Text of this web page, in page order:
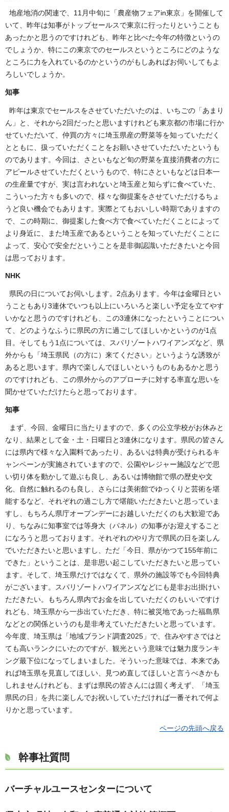
地産地消の関連で、11月中旬に「農産物フェアin東京」を開催して
いて、昨年は知事がトップセールスで東京に行ったりということも
あったかと思うのですけれども、昨年と比べた今年の特徴というの
でしょうか、特にこの東京でのセールスというところにどのような
ところに力を入れているのかというのがもしあればお伺いしてもよ
ろしいでしょうか。
知事
昨年は東京でセールスをさせていただいたのは、いちごの「あまり
ん」と、それから2回だったと思いますけれども東京都の市場に行か
せていただいて、仲買の方々に埼玉県産の野菜等を知っていただく
とともに、扱っていただくことをお願いさせていただいたというも
のであります。今回は、さといもなど旬の野菜を直接消費者の方に
アピールさせていただくというもので、特にさといもなどは日本一
の生産量ですが、実は言われないと埼玉産と知らずに食べていた、
こういった方々も多いので、様々な御提案をさせていただけるちょ
うど良い機会でもあります。実際とてもおいしい時期でありますの
で、この時期に、御提案した食べ方で食べていただくことによって
より身近に、また埼玉産であるということを知っていただくことに
よって、安心で安全だということを是非御認識いただきたいと今回
は思っております。
NHK
県民の日についてお伺いします。2点あります。今年は金曜日とい
うこともあり3連休でいつも以上にいろいろと楽しい予定を立てやす
いかなと思うのですけれども、この3連休になったということについ
て、どのようなふうに県民の方に過ごしてほしいかというのが1点
目。そしてもう1点については、スパリゾートハワイアンズなど、県
外からも「埼玉県民（の方に）来てください」というような誘致が
あると思います。県内で楽しんでほしいというものもあるかと思う
のですけれども、この県外からのアプローチに対する率直な思いを
聞かせていただけたらと思っております。
知事
まず、今回、金曜日に当たりますので、多くの公立学校がお休みと
なり、結果として金・土・日曜日と3連休になります。県民の皆さん
には県内で様々な入園料であったり、あるいは特典が受けられるキ
ャンペーンが実施されていますので、公園やレジャー施設などで思
い切り体を動かして遊ぶも良し、あるいは博物館で県の歴史や文
化、自然に触れるのも良し、さらには美術館でゆっくりと芸術を堪
能するなど、それぞれの過ごし方で堪能いただきたいと思っていま
すし、もちろん県庁オープンデーにお越しいただくのも大歓迎であ
り、ちなみに知事室では等身大（パネル）の知事がお迎えすること
になろうと思っております。それぞれのやり方で県民の日を楽しん
でいただきたいと思いますし、ただ「今日、県がかつて155年前に
できた」ということは、是非思い起こしていただきたいと思ってい
ます。そして、埼玉県だけではなくて、県外の施設等でも今回特典
がございます。スパリゾートハワイアンズなどにも是非お出掛けい
ただきたい。もちろん県内でお金を出していただくのもいいですけ
れども、埼玉県から一歩出ていただき、特に被災地であった福島県
などとの関係というのも是非考えていただきたいと思っています。
今年度、埼玉県は「地域ブランド調査2025」で、住みやすさではと
ても高いランクにいたのですが、観光という意味では魅力度ランキ
ング最下位になってしまいました。そういった意味では、本来であ
れば埼玉県を見直してほしい、見つめ直してほしいと言うべきかも
しれませんけれども、まずは県民の皆さんには固く考えず、「埼玉
県民の日」を共に楽しんでお祝いしていただければ一番それで何よ
りかと思っています。
ページの先頭へ戻る
幹事社質問
バーチャルユースセンターについて